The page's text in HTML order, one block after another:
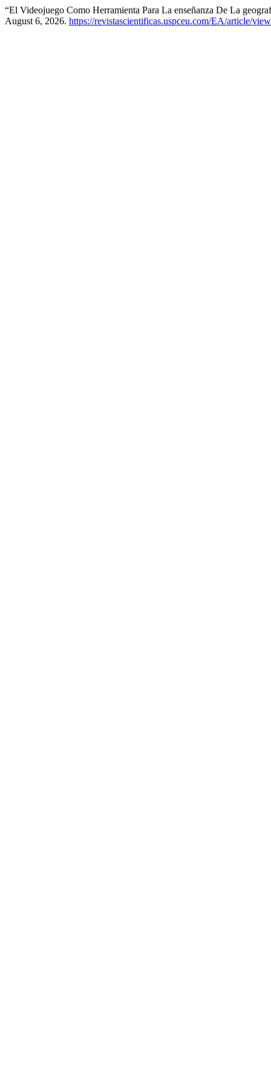
“El Videojuego Como Herramienta Para La enseñanza De La
August 6, 2026. https://revistascientificas.uspceu.com/EA/article/